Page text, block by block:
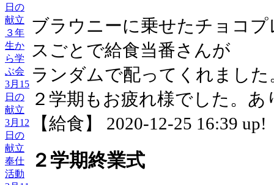
日の
献立
３年
生か
ら学
ぶ会
3月15
日の
献立
3月12
日の
献立
奉仕
活動
ブラウニーに乗せたチョコ
スごとで給食当番さんが
ランダムで配ってくれました
２学期もお疲れ様でした。
【給食】 2020-12-25 16:39 up!
２学期終業式